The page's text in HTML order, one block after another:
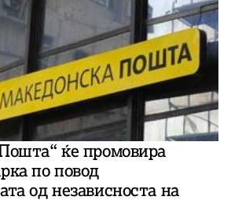
ќе промовира
по повод
од независноста на